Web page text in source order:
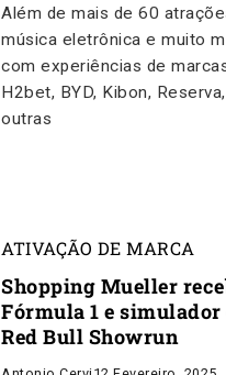
Além de mais de 60
música eletrônica e muito
com experiências de
H2bet, BYD, Kibon,
outras
ATIVAÇÃO DE MARCA
Shopping Mueller
Fórmula 1 e
Red Bull Showrun